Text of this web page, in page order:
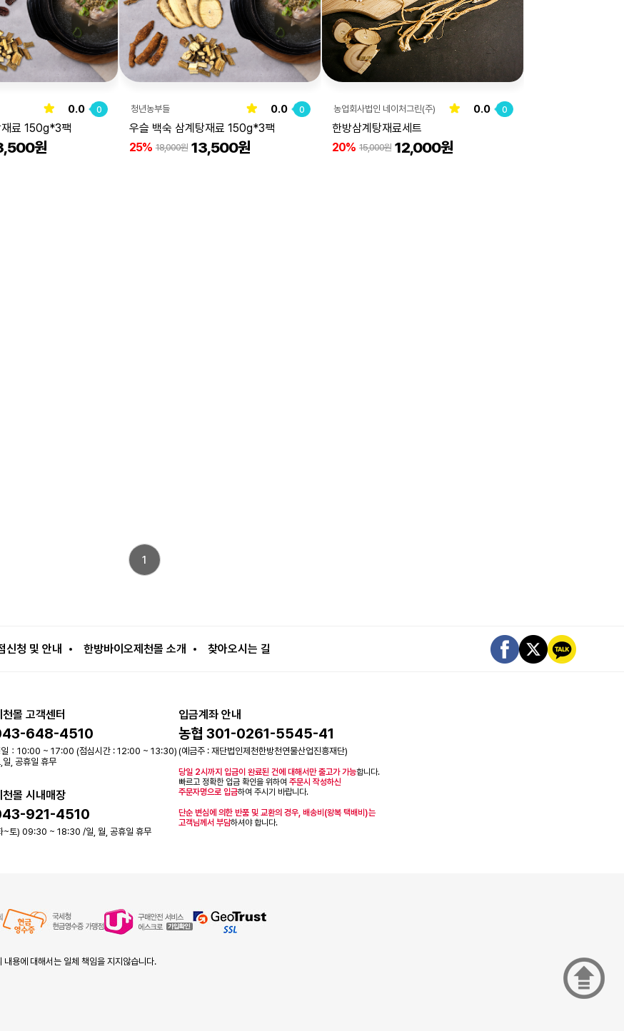
0.0 0
재료 150g*3팩
원
청년농부들 0.0 0
우슬 백숙 삼계탕재료 150g*3팩
25% 18,000원 13,500원
농업회사법인 네이처그린(주) 0.0 0
한방삼계탕재료세트
20% 15,000원 12,000원
1
신청 및 안내 한방바이오제천몰 소개 찾아오시는 길
천몰 고객센터
648-4510
일：10:00 ~ 17:00 (점심시간 : 12:00 ~ 13:30)
일, 공휴일 휴무
천몰 시내매장
921-4510
~토) 09:30 ~ 18:30 /일, 월, 공휴일 휴무
입금계좌 안내
농협 301-0261-5545-41
(예금주 : 재단법인제천한방천연물산업진흥재단)
당일 2시까지 입금이 완료된 건에 대해서만 출고가 가능합니다.
빠르고 정확한 입금 확인을 위하여주문시 작성하신
주문자명으로 입금하여 주시기 바랍니다.
단순 변심에 의한 반품 및 교환의 경우, 배송비(왕복 택배비)는
고객님께서 부담하셔야 합니다.
용에 대해서는 일체 책임을 지지않습니다.